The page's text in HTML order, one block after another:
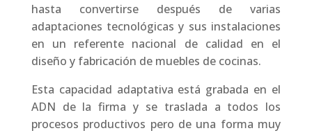
hasta convertirse después de varias
adaptaciones tecnológicas y sus instalaciones
en un referente nacional de calidad en el
diseño y fabricación de muebles de cocinas.
Esta capacidad adaptativa está grabada en el
ADN de la firma y se traslada a todos los
procesos productivos pero de una forma muy